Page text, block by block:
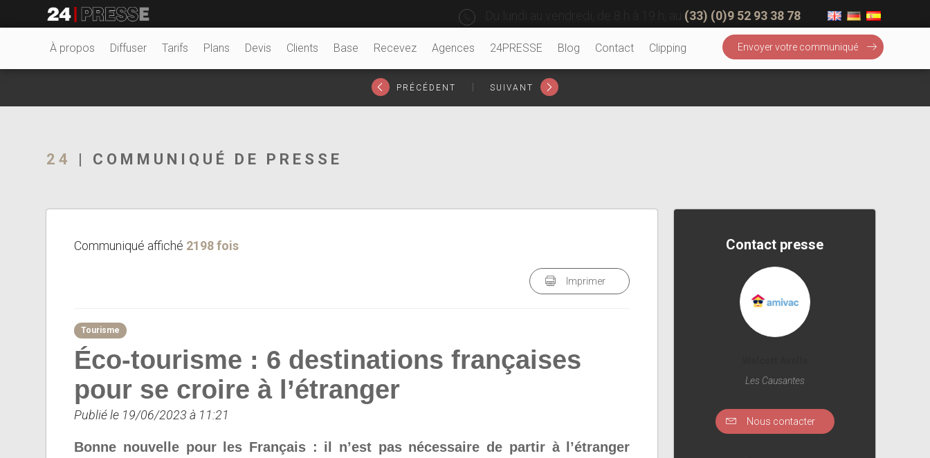
24Presse -
(33) (0)9 52 93 38 78
À propos Diffuser Tarifs Plans Devis Clients Base Recevez Agences 24PRESSE Blog Contact Clipping Envoyer votre communiqué
PRÉCÉDENT SUIVANT
24 | COMMUNIQUÉ DE PRESSE
Communiqué affiché 2198 fois
Imprimer
Tourisme
Éco-tourisme : 6 destinations françaises
pour se croire à l’étranger
Publié le 19/06/2023 à 11:21
Bonne nouvelle pour les Français : il n’est pas nécessaire de partir à l’étranger
Contact presse
Les Causantes
Nous contacter